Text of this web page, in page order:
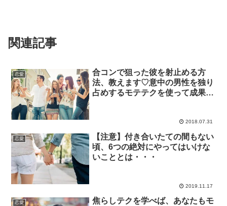
関連記事
恋愛
合コンで狙った彼を射止める方
法、教えます♡意中の男性を独り
占めするモテテクを使って成果を
2018.07.31
恋愛
【注意】付き合いたての間もない
頃、6つの絶対にやってはいけな
いこととは・・・
2019.11.17
恋愛
焦らしテクを学べば、あなたもモ